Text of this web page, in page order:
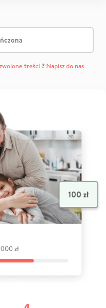
treści? Napisz do nas